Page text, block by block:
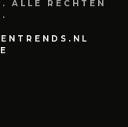
ALLE RECHTEN